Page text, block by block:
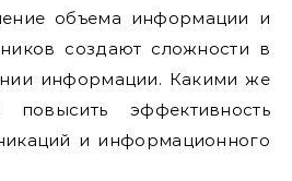
объема информации и
создают сложности в
информации. Какими же
эффективность
и информационного